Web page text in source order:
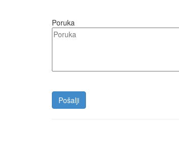
Poruka